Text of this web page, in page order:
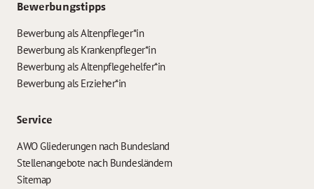
Bewerbungstipps
Bewerbung als Altenpfleger*in
Bewerbung als Krankenpfleger*in
Bewerbung als Altenpflegehelfer*in
Bewerbung als Erzieher*in
Service
AWO Gliederungen nach Bundesland
Stellenangebote nach Bundesländern
Sitemap